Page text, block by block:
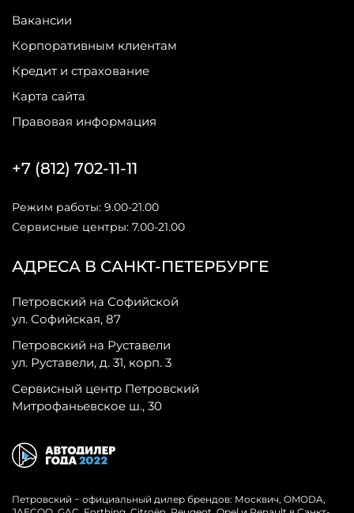
Вакансии
Корпоративным клиентам
Кредит и страхование
Карта сайта
Правовая информация
АДРЕСА В САНКТ-ПЕТЕРБУРГЕ
Петровский на Софийской
ул. Софийская, 87
Петровский на Руставели
ул. Руставели, д. 31, корп. 3
Сервисный центр Петровский
Митрофаньевское ш., 30
+7 (812) 702-11-11
Режим работы: 9.00-21.00
Сервисные центры: 7.00-21.00
Петровский − официальный дилер брендов: Москвич, OMODA,